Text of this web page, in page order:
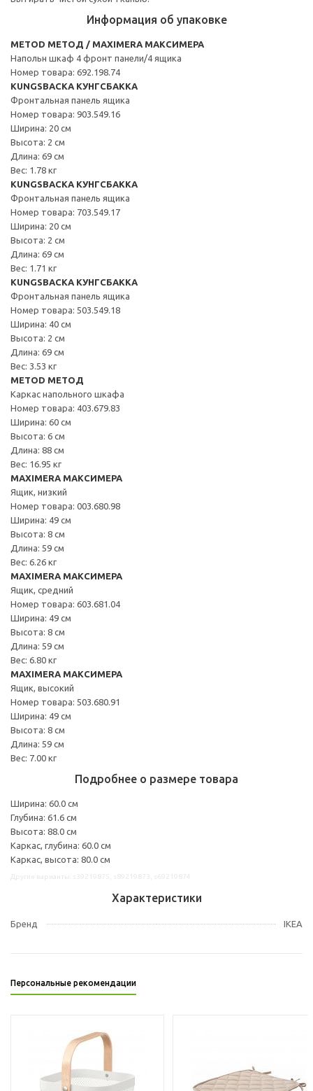
Информация об упаковке
METOD МЕТОД / MAXIMERA МАКСИМЕРА
Напольн шкаф 4 фронт панели/4 ящика
Номер товара: 692.198.74
KUNGSBACKA КУНГСБАККА
Фронтальная панель ящика
Номер товара: 903.549.16
Ширина: 20 см
Высота: 2 см
Длина: 69 см
Вес: 1.78 кг
KUNGSBACKA КУНГСБАККА
Фронтальная панель ящика
Номер товара: 703.549.17
Ширина: 20 см
Высота: 2 см
Длина: 69 см
Вес: 1.71 кг
KUNGSBACKA КУНГСБАККА
Фронтальная панель ящика
Номер товара: 503.549.18
Ширина: 40 см
Высота: 2 см
Длина: 69 см
Вес: 3.53 кг
METOD МЕТОД
Каркас напольного шкафа
Номер товара: 403.679.83
Ширина: 60 см
Высота: 6 см
Длина: 88 см
Вес: 16.95 кг
MAXIMERA МАКСИМЕРА
Ящик, низкий
Номер товара: 003.680.98
Ширина: 49 см
Высота: 8 см
Длина: 59 см
Вес: 6.26 кг
MAXIMERA МАКСИМЕРА
Ящик, средний
Номер товара: 603.681.04
Ширина: 49 см
Высота: 8 см
Длина: 59 см
Вес: 6.80 кг
MAXIMERA МАКСИМЕРА
Ящик, высокий
Номер товара: 503.680.91
Ширина: 49 см
Высота: 8 см
Длина: 59 см
Вес: 7.00 кг
Подробнее о размере товара
Ширина: 60.0 см
Глубина: 61.6 см
Высота: 88.0 см
Каркас, глубина: 60.0 см
Каркас, высота: 80.0 см
Характеристики
Бренд IKEA
Персональные рекомендации